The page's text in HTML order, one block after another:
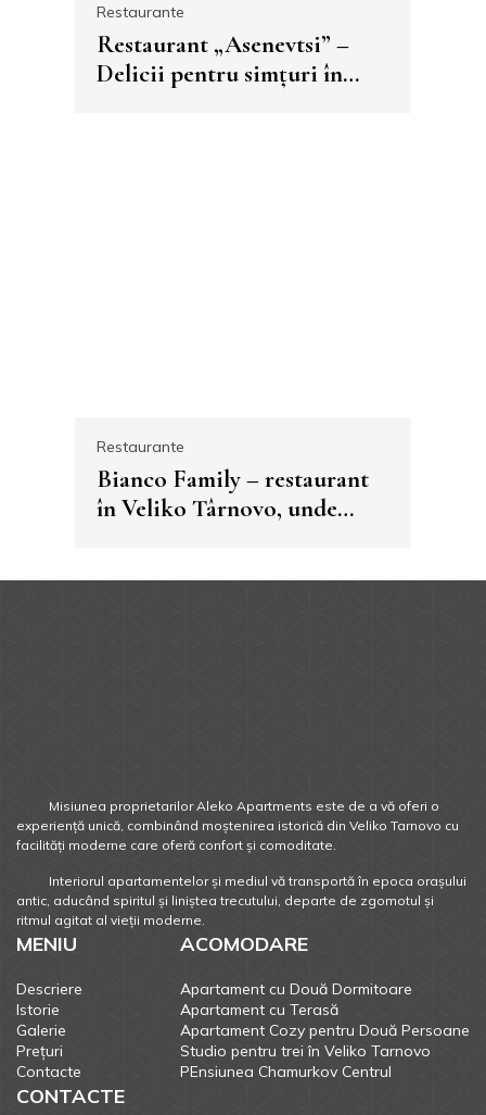
Restaurante
Restaurant „Asenevtsi” –
Delicii pentru simțuri în
Restaurante
Bianco Family – restaurant
în Veliko Târnovo, unde
Misiunea proprietarilor Aleko Apartments este de a vă oferi o
experiență unică, combinând moștenirea istorică din Veliko Tarnovo cu
facilități moderne care oferă confort și comoditate.
Interiorul apartamentelor și mediul vă transportă în epoca orașului
antic, aducând spiritul și liniștea trecutului, departe de zgomotul și
ritmul agitat al vieții moderne.
MENIU
Descriere
Istorie
Galerie
Prețuri
Contacte
ACOMODARE
Apartament cu Două Dormitoare
Apartament cu Terasă
Apartament Cozy pentru Două Persoane
Studio pentru trei în Veliko Tarnovo
PEnsiunea Chamurkov Centrul
CONTACTE